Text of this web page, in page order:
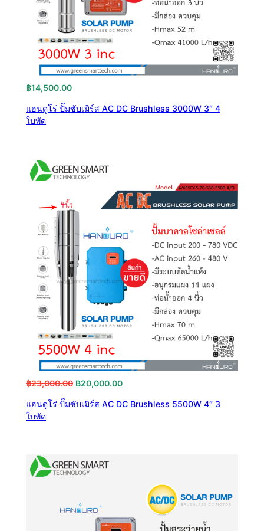
฿14,500.00
แฮนดูโร่ ปั๊มซับเมิร์ส AC DC Brushless 3000W 3″ 4
ใบพัด
฿23,000.00 Original
was:
฿20,000.00Current
is:
แฮนดูโร่ ปั๊มซับเมิร์ส AC DC Brushless 5500W 4″ 3
ใบพัด